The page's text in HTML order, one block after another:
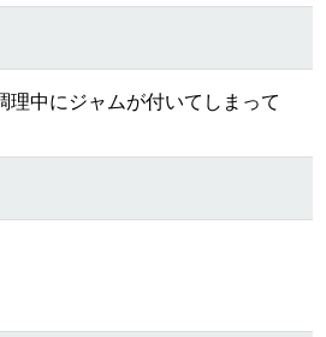
理中にジャムが付いてしまって